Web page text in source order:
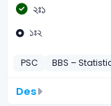
২ঃ১
১ঃ২
PSC BBS –
Des